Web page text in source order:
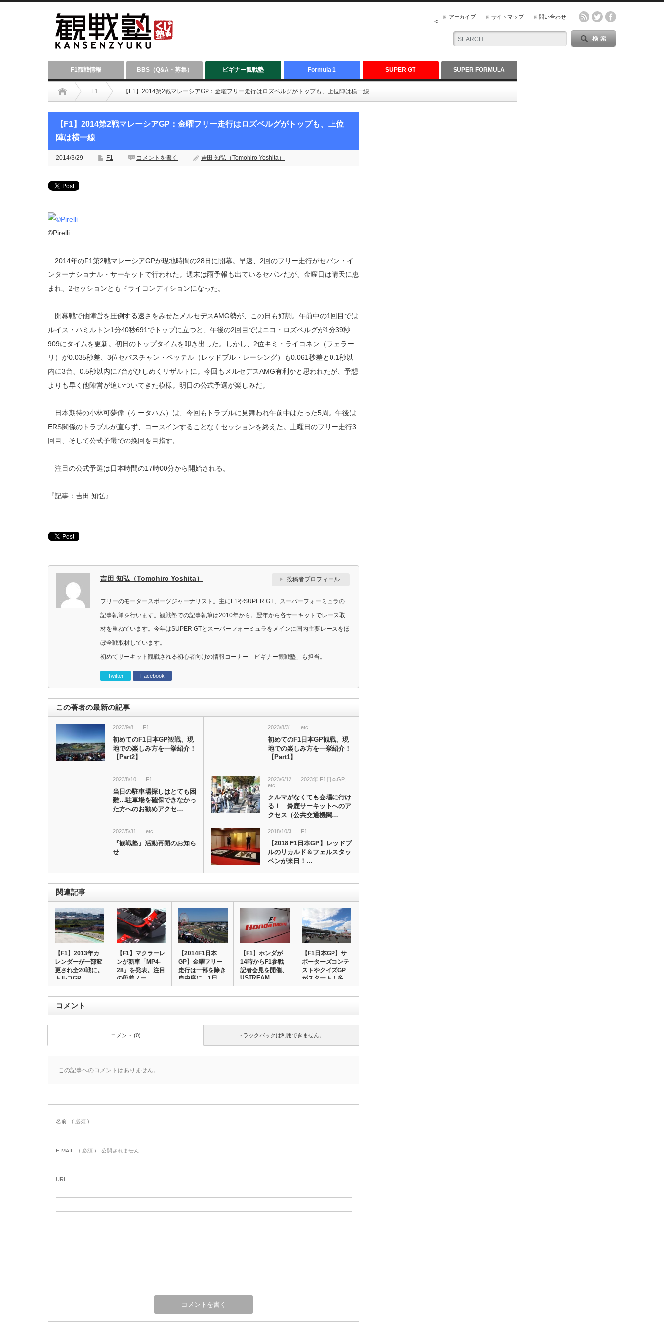
アーカイブ サイトマップ 問い合わせ
<
F1観戦情報 BBS（Q&A・募集） ビギナー観戦塾 Formula 1 SUPER GT SUPER FORMULA
F1 【F1】2014第2戦マレーシアGP：金曜フリー走行はロズベルグがトップも、上位陣は横一線
【F1】2014第2戦マレーシアGP：金曜フリー走行はロズベルグがトップも、上位
陣は横一線
2014/3/29 F1 コメントを書く 吉田 知弘（Tomohiro Yoshita）
©Pirelli
2014年のF1第2戦マレーシアGPが現地時間の28日に開幕。早速、2回のフリー走行がセパン・イ
ンターナショナル・サーキットで行われた。週末は雨予報も出ているセパンだが、金曜日は晴天に恵
まれ、2セッションともドライコンディションになった。
開幕戦で他陣営を圧倒する速さをみせたメルセデスAMG勢が、この日も好調。午前中の1回目では
ルイス・ハミルトン1分40秒691でトップに立つと、午後の2回目ではニコ・ロズベルグが1分39秒
909にタイムを更新。初日のトップタイムを叩き出した。しかし、2位キミ・ライコネン（フェラー
リ）が0.035秒差、3位セバスチャン・ベッテル（レッドブル・レーシング）も0.061秒差と0.1秒以
内に3台、0.5秒以内に7台がひしめくリザルトに。今回もメルセデスAMG有利かと思われたが、予想
よりも早く他陣営が追いついてきた模様。明日の公式予選が楽しみだ。
日本期待の小林可夢偉（ケータハム）は、今回もトラブルに見舞われ午前中はたった5周。午後は
ERS関係のトラブルが直らず、コースインすることなくセッションを終えた。土曜日のフリー走行3
回目、そして公式予選での挽回を目指す。
注目の公式予選は日本時間の17時00分から開始される。
『記事：吉田 知弘』
吉田 知弘（Tomohiro Yoshita） 投稿者プロフィール
フリーのモータースポーツジャーナリスト。主にF1やSUPER GT、スーパーフォーミュラの
記事執筆を行います。観戦塾での記事執筆は2010年から。翌年から各サーキットでレース取
材を重ねています。今年はSUPER GTとスーパーフォーミュラをメインに国内主要レースをほ
ぼ全戦取材しています。
初めてサーキット観戦される初心者向けの情報コーナー「ビギナー観戦塾」も担当。
Twitter Facebook
この著者の最新の記事
2023/9/8 F1
初めてのF1日本GP観戦、現
地での楽しみ方を一挙紹介！
【Part2】
2023/8/31 etc
初めてのF1日本GP観戦、現
地での楽しみ方を一挙紹介！
【Part1】
2023/8/10 F1
当日の駐車場探しはとても困
難…駐車場を確保できなかっ
た方へのお勧めアクセ…
2023/6/12 2023年 F1日本GP,
etc
クルマがなくても会場に行け
る！ 鈴鹿サーキットへのア
クセス（公共交通機関…
2023/5/31 etc
『観戦塾』活動再開のお知ら
せ
2018/10/3 F1
【2018 F1日本GP】レッドブ
ルのリカルド＆フェルスタッ
ペンが来日！…
関連記事
【F1】2013年カ
レンダーが一部変
更され全20戦に。
トルコGP…
【F1】マクラーレ
ンが新車「MP4-
28」を発表。注目
の段差ノー…
【2014F1日本
GP】金曜フリー
走行は一部を除き
自由席に、1日…
【F1】ホンダが
14時からF1参戦
記者会見を開催、
USTREAM…
【F1日本GP】サ
ポーターズコンテ
ストやクイズGP
がスタート！多…
コメント
トラックバックは利用できません。
コメント (0)
この記事へのコメントはありません。
名前 ( 必須 )
E-MAIL ( 必須 ) - 公開されません -
URL